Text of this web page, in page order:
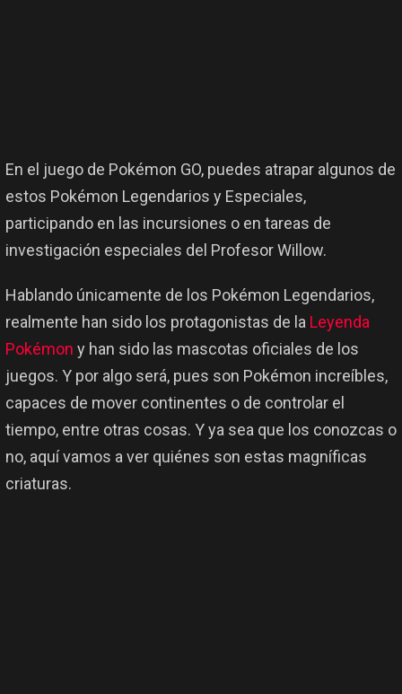
En el juego de Pokémon GO, puedes atrapar algunos de
estos Pokémon Legendarios y Especiales,
participando en las incursiones o en tareas de
investigación especiales del Profesor Willow.
Hablando únicamente de los Pokémon Legendarios,
realmente han sido los protagonistas de la Leyenda
Pokémon y han sido las mascotas oficiales de los
juegos. Y por algo será, pues son Pokémon increíbles,
capaces de mover continentes o de controlar el
tiempo, entre otras cosas. Y ya sea que los conozcas o
no, aquí vamos a ver quiénes son estas magníficas
criaturas.